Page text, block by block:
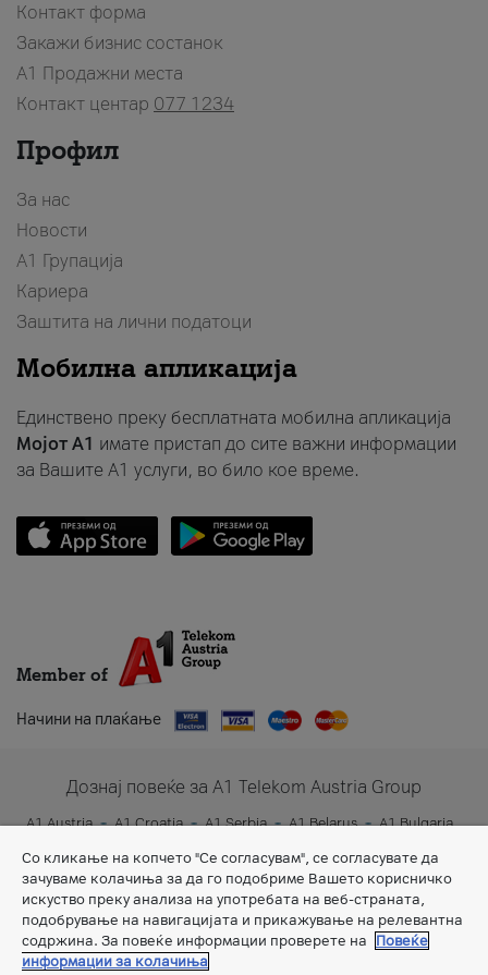
Контакт форма
Закажи бизнис состанок
A1 Продажни места
Контакт центар 077 1234
Профил
За нас
Новости
А1 Групација
Кариера
Заштита на лични податоци
Мобилна апликација
Единствено преку бесплатната мобилна апликација
Мојот A1 имате пристап до сите важни информации
за Вашите A1 услуги, во било кое време.
Member of
Начини на плаќање
Дознај повеќе за A1 Telekom Austria Group
A1 Austria A1 Croatia A1 Serbia A1 Belarus
A1 Bulgaria
A1 Slovenia
A1 Digital
Со кликање на копчето "Се согласувам", се согласувате да
зачуваме колачиња за да го подобриме Вашето корисничко
искуство преку анализа на употребата на веб-страната,
подобрување на навигацијата и прикажување на релевантна
содржина. За повеќе информации проверете на
Повеќе
информации за колачиња